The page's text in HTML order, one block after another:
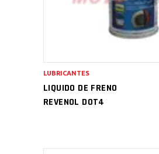
LIQUIDO DE FRENO
REVENOL DOT4
LUBRICANTES